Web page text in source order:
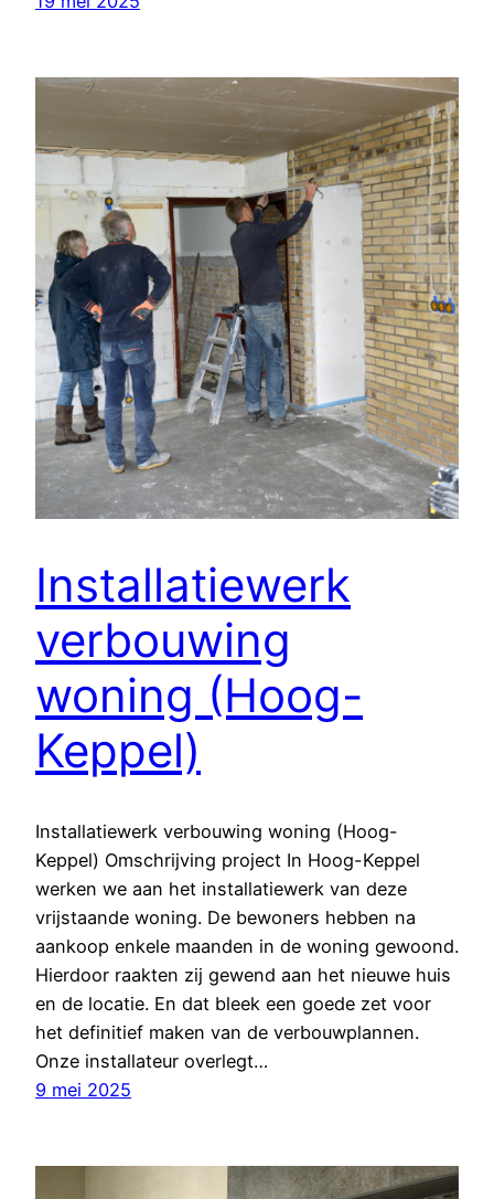
Installatiewerk
verbouwing
woning (Hoog-
Keppel)
Installatiewerk verbouwing woning (Hoog-
Keppel) Omschrijving project In Hoog-Keppel
werken we aan het installatiewerk van deze
vrijstaande woning. De bewoners hebben na
aankoop enkele maanden in de woning gewoond.
Hierdoor raakten zij gewend aan het nieuwe huis
en de locatie. En dat bleek een goede zet voor
het definitief maken van de verbouwplannen.
Onze installateur overlegt…
9 mei 2025